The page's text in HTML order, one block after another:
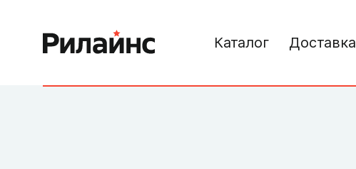
Каталог Доставка